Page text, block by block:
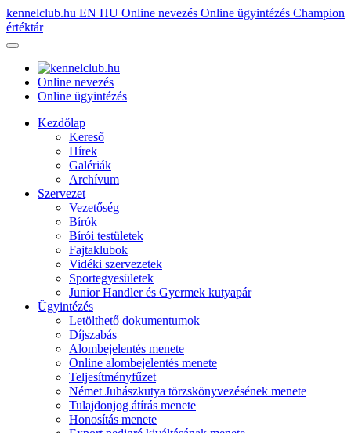
kennelclub.hu EN HU Online nevezés Online ügyintézés Champion
értéktár
Online nevezés
Online ügyintézés
Kezdőlap
Kereső
Hírek
Galériák
Archívum
Szervezet
Vezetőség
Bírók
Bírói testületek
Fajtaklubok
Vidéki szervezetek
Sportegyesületek
Junior Handler és Gyermek kutyapár
Ügyintézés
Letölthető dokumentumok
Díjszabás
Alombejelentés menete
Online alombejelentés menete
Teljesítményfűzet
Német Juhászkutya törzskönyvezésének menete
Tulajdonjog átírás menete
Honosítás menete